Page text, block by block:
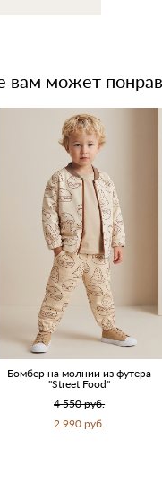
вам может
Бомбер на молнии из футера
"Street Food"
4 550 pуб.
2 990 pуб.